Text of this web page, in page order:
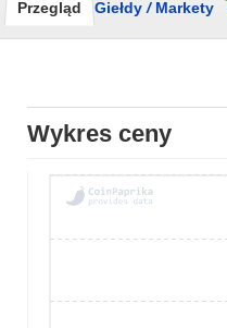
Przegląd Giełdy /Markety
Wykres ceny